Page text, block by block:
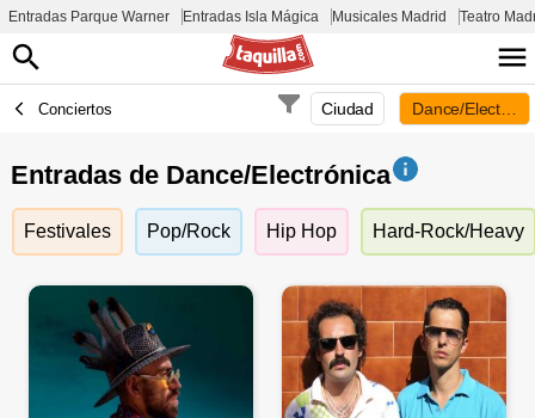
Entradas Parque Warner Entradas Isla Mágica Musicales Madrid Teatro
Conciertos Ciudad Dance/
Entradas de Dance/Electrónica
Festivales Pop/Rock Hip Hop Hard-Rock/Heavy